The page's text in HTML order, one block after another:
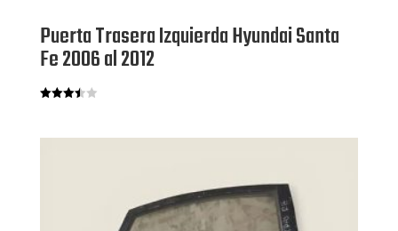
Puerta Trasera Izquierda Hyundai Santa
Fe 2006 al 2012
de 5